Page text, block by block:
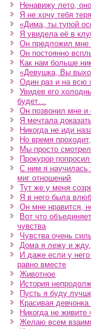
Ненавижу лето,
Я не хочу тебя
«Дима, ты тупой
Я увидела её в
Он предложил мне
Он постоянно
Как нам больше
«Девушка, Вы
Один раз и на всю
Увидев его
будет…
Он позвонил мне и
Я мечтала
Никогда не иди
Но время
Мы просто
Прокурор
С ним я научилась
миг отношений
Тут же у меня
Я в него была
Он мне нравится,
Вот что
чувства
Чувства очень
Дома я лежу и
И даже если у
равно вместе
Животное
История
Пусть я буду
Красивая
Никогда не
Желаю всем